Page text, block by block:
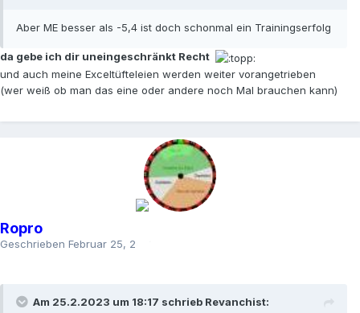
Aber ME besser als -5,4 ist doch schonmal ein Trainingserfolg
da gebe ich dir uneingeschränkt Recht
und auch meine Exceltüfteleien werden weiter vorangetrieben
(wer weiß ob man das eine oder andere noch Mal brauchen kann)
Ropro
Geschrieben Februar 25, 2023
Am 25.2.2023 um 18:17 schrieb Revanchist: